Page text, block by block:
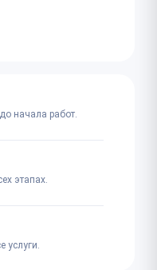
начала работ.
этапах.
услуги.